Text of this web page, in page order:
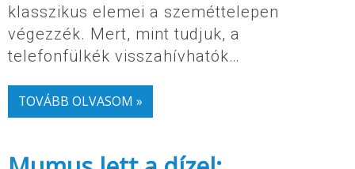
klasszikus elemei a szeméttelepen
végezzék. Mert, mint tudjuk, a
telefonfülkék visszahívhatók…
TOVÁBB OLVASOM »